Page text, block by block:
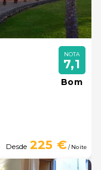
NOTA
7,1
Bom
Desde 225 €/ Noite